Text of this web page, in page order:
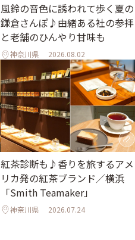
風鈴の音色に誘われて歩く夏の
鎌倉さんぽ♪由緒ある社の参拝
と老舗のひんやり甘味も
神奈川県 2026.08.02
紅茶診断も♪香りを旅するアメ
リカ発の紅茶ブランド／横浜
「Smith Teamaker」
神奈川県 2026.07.24